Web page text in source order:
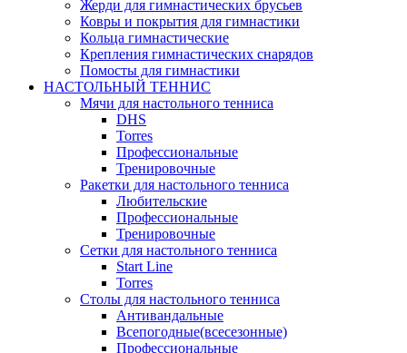
Жерди для гимнастических брусьев
Ковры и покрытия для гимнастики
Кольца гимнастические
Крепления гимнастических снарядов
Помосты для гимнастики
НАСТОЛЬНЫЙ ТЕННИС
Мячи для настольного тенниса
DHS
Torres
Профессиональные
Тренировочные
Ракетки для настольного тенниса
Любительские
Профессиональные
Тренировочные
Сетки для настольного тенниса
Start Line
Torres
Столы для настольного тенниса
Антивандальные
Всепогодные(всесезонные)
Профессиональные